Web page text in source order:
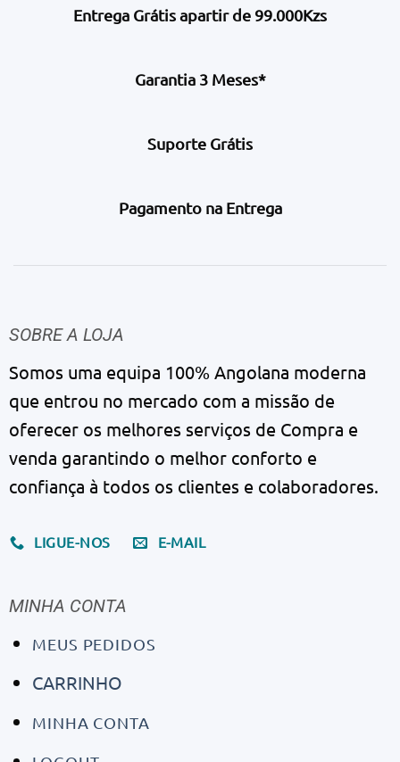
Entrega Grátis apartir de 99.000Kzs
Garantia 3 Meses*
Suporte Grátis
Pagamento na Entrega
SOBRE A LOJA
Somos uma equipa 100% Angolana moderna
que entrou no mercado com a missão de
oferecer os melhores serviços de Compra e
venda garantindo o melhor conforto e
confiança à todos os clientes e colaboradores.
LIGUE-NOS E-MAIL
MINHA CONTA
MEUS PEDIDOS
CARRINHO
MINHA CONTA